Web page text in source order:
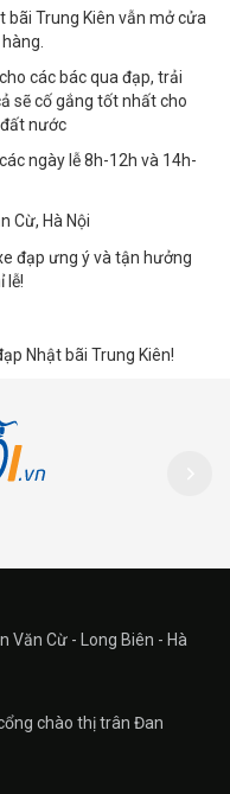
bãi Trung Kiên vẫn mở cửa
các bác qua đạp, trải
sẽ cố gắng tốt nhất cho
nước
ngày lễ 8h-12h và 14h-
Cừ, Hà Nội
đạp ưng ý và tận hưởng
lễ!
Nhật bãi Trung Kiên!
Văn Cừ - Long Biên - Hà
chào thị trân Đan